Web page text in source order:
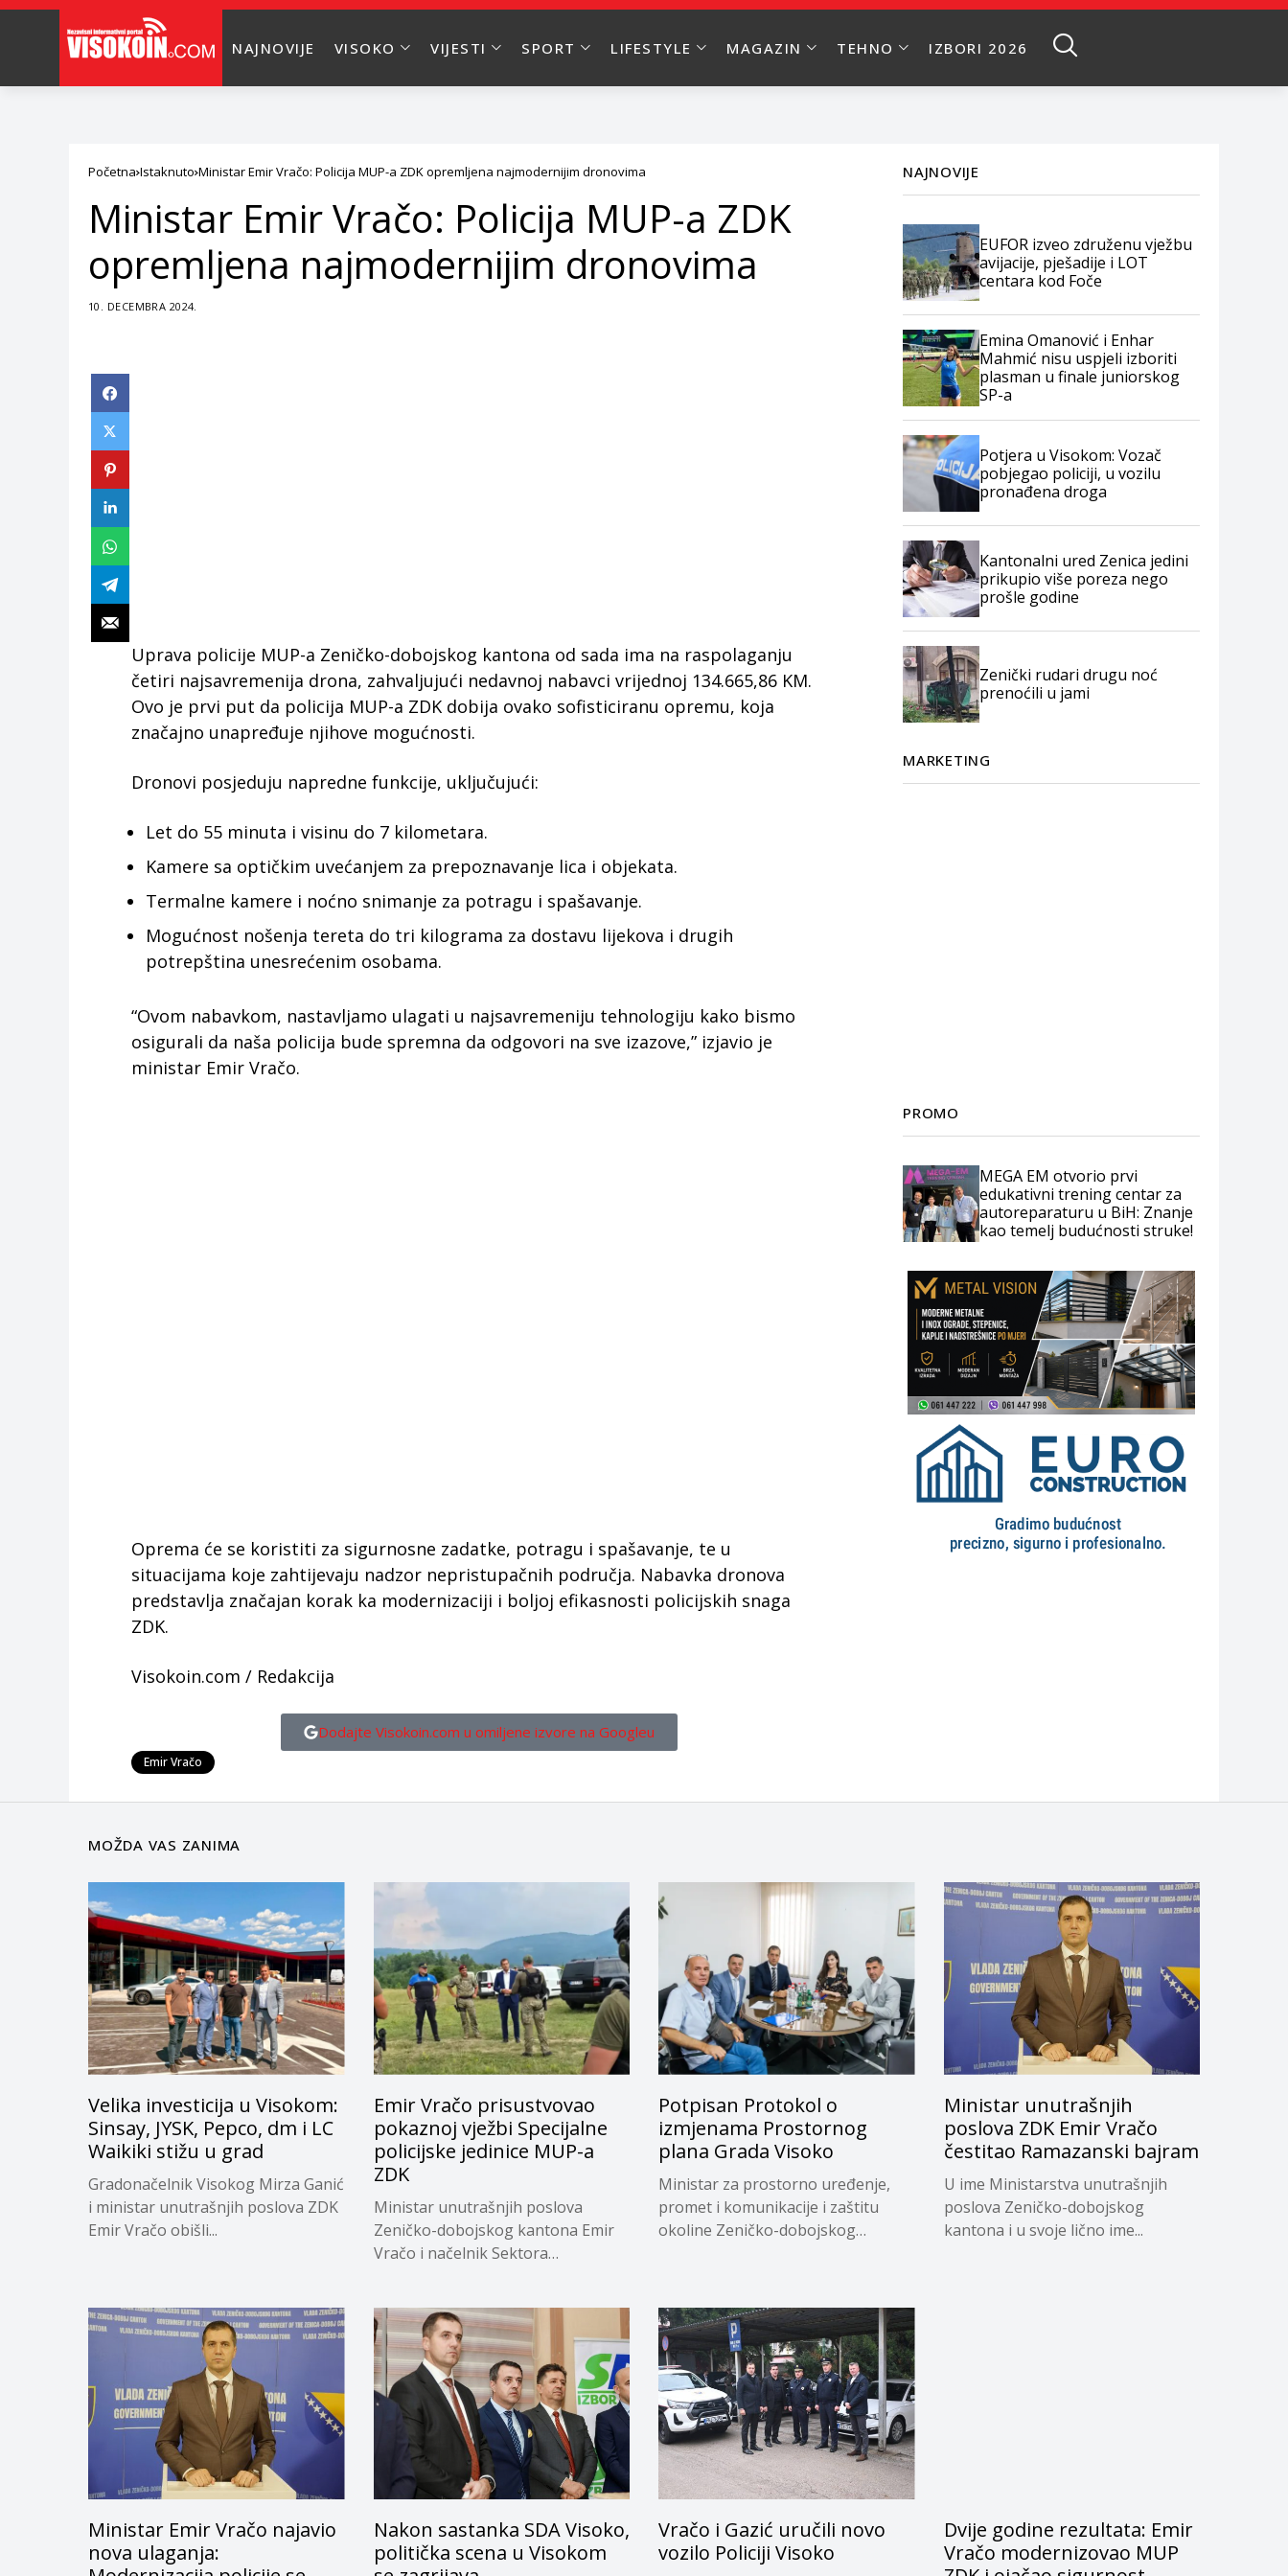
NAJNOVIJE VISOKO VIJESTI SPORT LIFESTYLE MAGAZIN TEHNO IZBORI 2026
Početna Istaknuto Ministar Emir Vračo: Policija MUP-a ZDK opremljena najmodernijim dronovima
Ministar Emir Vračo: Policija MUP-a ZDK
opremljena najmodernijim dronovima
10. DECEMBRA 2024.
Uprava policije MUP-a Zeničko-dobojskog kantona od sada ima na raspolaganju
četiri najsavremenija drona, zahvaljujući nedavnoj nabavci vrijednoj 134.665,86 KM.
Ovo je prvi put da policija MUP-a ZDK dobija ovako sofisticiranu opremu, koja
značajno unapređuje njihove mogućnosti.
Dronovi posjeduju napredne funkcije, uključujući:
Let do 55 minuta i visinu do 7 kilometara.
Kamere sa optičkim uvećanjem za prepoznavanje lica i objekata.
Termalne kamere i noćno snimanje za potragu i spašavanje.
Mogućnost nošenja tereta do tri kilograma za dostavu lijekova i drugih
potrepština unesrećenim osobama.
“Ovom nabavkom, nastavljamo ulagati u najsavremeniju tehnologiju kako bismo
osigurali da naša policija bude spremna da odgovori na sve izazove,” izjavio je
ministar Emir Vračo.
Oprema će se koristiti za sigurnosne zadatke, potragu i spašavanje, te u
situacijama koje zahtijevaju nadzor nepristupačnih područja. Nabavka dronova
predstavlja značajan korak ka modernizaciji i boljoj efikasnosti policijskih snaga
ZDK.
Visokoin.com / Redakcija
Dodajte Visokoin.com u omiljene izvore na Googleu
Emir Vračo
NAJNOVIJE
EUFOR izveo združenu vježbu
avijacije, pješadije i LOT
centara kod Foče
Emina Omanović i Enhar
Mahmić nisu uspjeli izboriti
plasman u finale juniorskog
SP-a
Potjera u Visokom: Vozač
pobjegao policiji, u vozilu
pronađena droga
Kantonalni ured Zenica jedini
prikupio više poreza nego
prošle godine
Zenički rudari drugu noć
prenoćili u jami
MARKETING
PROMO
MEGA EM otvorio prvi
edukativni trening centar za
autoreparaturu u BiH: Znanje
kao temelj budućnosti struke!
MOŽDA VAS ZANIMA
Velika investicija u Visokom:
Sinsay, JYSK, Pepco, dm i LC
Waikiki stižu u grad
Gradonačelnik Visokog Mirza Ganić
i ministar unutrašnjih poslova ZDK
Emir Vračo obišli...
Emir Vračo prisustvovao
pokaznoj vježbi Specijalne
policijske jedinice MUP-a
ZDK
Ministar unutrašnjih poslova
Zeničko-dobojskog kantona Emir
Vračo i načelnik Sektora
Potpisan Protokol o
izmjenama Prostornog
plana Grada Visoko
Ministar za prostorno uređenje,
promet i komunikacije i zaštitu
okoline Zeničko-dobojskog
Ministar unutrašnjih
poslova ZDK Emir Vračo
čestitao Ramazanski bajram
U ime Ministarstva unutrašnjih
poslova Zeničko-dobojskog
kantona i u svoje lično ime...
Ministar Emir Vračo najavio
nova ulaganja:
Nakon sastanka SDA Visoko,
politička scena u Visokom
Vračo i Gazić uručili novo
vozilo Policiji Visoko
Dvije godine rezultata: Emir
Vračo modernizovao MUP